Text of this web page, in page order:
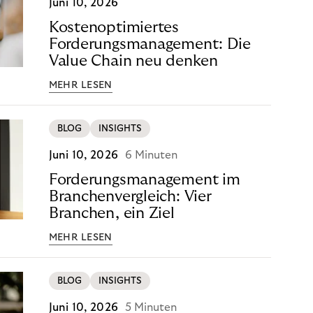
Juni 10, 2026
Kostenoptimiertes
Forderungsmanagement: Die
Value Chain neu denken
MEHR LESEN
BLOG INSIGHTS
Juni 10, 2026 6 Minuten
Forderungsmanagement im
Branchenvergleich: Vier
Branchen, ein Ziel
MEHR LESEN
BLOG INSIGHTS
Juni 10, 2026 5 Minuten